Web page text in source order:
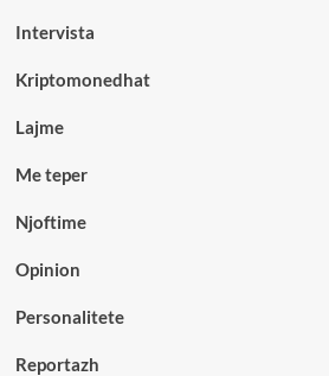
Intervista
Kriptomonedhat
Lajme
Me teper
Njoftime
Opinion
Personalitete
Reportazh